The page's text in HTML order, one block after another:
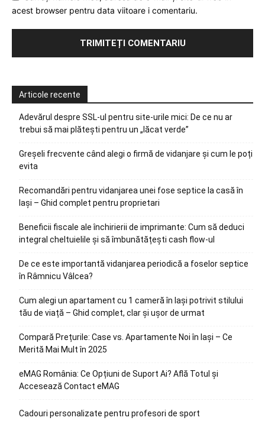
acest browser pentru data viitoare i comentariu.
Articole recente
Adevărul despre SSL-ul pentru site-urile mici: De ce nu ar
trebui să mai plătești pentru un „lăcat verde”
Greșeli frecvente când alegi o firmă de vidanjare și cum le poți
evita
Recomandări pentru vidanjarea unei fose septice la casă în
Iași – Ghid complet pentru proprietari
Beneficii fiscale ale închirierii de imprimante: Cum să deduci
integral cheltuielile și să îmbunătățești cash flow-ul
De ce este importantă vidanjarea periodică a foselor septice
în Râmnicu Vâlcea?
Cum alegi un apartament cu 1 cameră în Iași potrivit stilului
tău de viață – Ghid complet, clar și ușor de urmat
Compară Prețurile: Case vs. Apartamente Noi în Iași – Ce
Merită Mai Mult în 2025
eMAG România: Ce Opțiuni de Suport Ai? Află Totul și
Accesează Contact eMAG
Cadouri personalizate pentru profesori de sport